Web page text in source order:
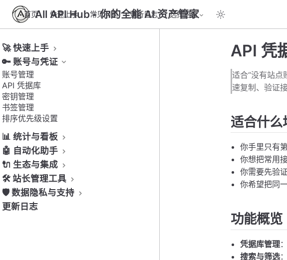
All API Hub - 你的全能 AI 资产管家
首页 快速上手 常见问题 更新日志 选择语言
🚀 快速上手
🔑 账号与凭证
账号管理
API 凭据库
密钥管理
书签管理
排序优先级设置
📊 统计与看板
🤖 自动化助手
🔌 生态与集成
🛠️ 站长管理工具
🛡️ 数据隐私与支持
更新日志
API 凭
适合“没有站点
速复制、验证
适合什么
你手里只有
你想把常用
你需要先验
你希望把同
功能概览
凭据库管理
搜索与筛选